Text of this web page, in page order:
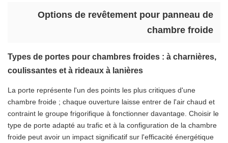
Options de revêtement pour panneau de
chambre froide
Types de portes pour chambres froides : à charnières,
coulissantes et à rideaux à lanières
La porte représente l'un des points les plus critiques d'une
chambre froide ; chaque ouverture laisse entrer de l'air chaud et
contraint le groupe frigorifique à fonctionner davantage. Choisir le
type de porte adapté au trafic et à la configuration de la chambre
froide peut avoir un impact significatif sur l'efficacité énergétique